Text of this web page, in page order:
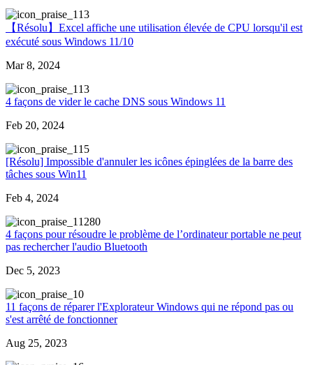
13
【Résolu】Excel affiche une utilisation élevée de CPU lorsqu'il est
exécuté sous Windows 11/10
Mar 8, 2024
13
4 façons de vider le cache DNS sous Windows 11
Feb 20, 2024
15
[Résolu] Impossible d'annuler les icônes épinglées de la barre des
tâches sous Win11
Feb 4, 2024
1280
4 façons pour résoudre le problème de l’ordinateur portable ne peut
pas rechercher l'audio Bluetooth
Dec 5, 2023
0
11 façons de réparer l'Explorateur Windows qui ne répond pas ou
s'est arrêté de fonctionner
Aug 25, 2023